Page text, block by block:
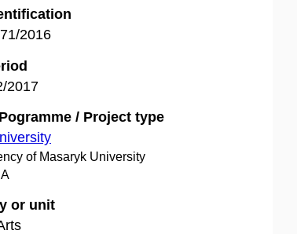
2016
2017
/ Project type
of Masaryk University
or unit